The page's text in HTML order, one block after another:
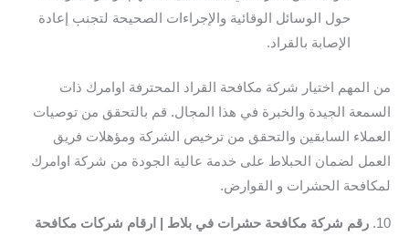
حول الوسائل الوقائية والإجراءات الصحيحة لتجنب إعادة
الإصابة بالقراد.
من المهم اختيار شركة مكافحة القراد المحترفة اوامرك ذات
السمعة الجيدة والخبرة في هذا المجال. قم بالتحقق من توصيات
العملاء السابقين والتحقق من ترخيص الشركة ومؤهلات فريق
العمل لضمان الحبلاط على خدمة عالية الجودة من شركة اوامرك
لمكافحة الحشرات و القوارض.
10. رقم شركة مكافحة حشرات في بلاط | ارقام شركات مكافحة